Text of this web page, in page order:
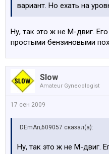
вариант. Но ехать на
Ну, так это ж не М-двиг.
простыми бензиновыми
Slow
Amateur Gynecologist
17 сен 2009
DEmAn;609057 сказал(а):
Ну, так это ж не М-двиг.